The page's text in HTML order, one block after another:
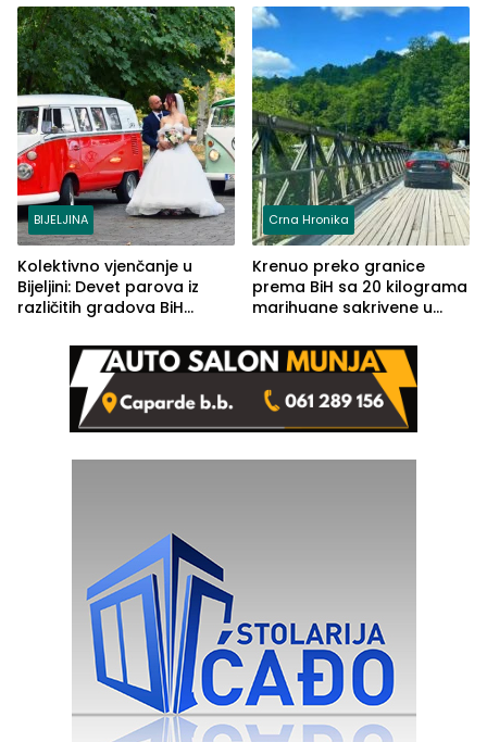
BIJELJINA
Kolektivno vjenčanje u
Bijeljini: Devet parova iz
različitih gradova BiH
Crna Hronika
Krenuo preko granice
prema BiH sa 20 kilograma
marihuane sakrivene u